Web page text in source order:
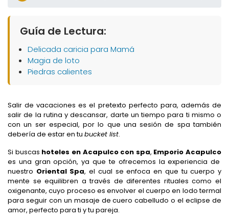
Guía de Lectura:
Delicada caricia para Mamá
Magia de loto
Piedras calientes
Salir de vacaciones es el pretexto perfecto para, además de
salir de la rutina y descansar, darte un tiempo para ti mismo o
con un ser especial, por lo que una sesión de spa también
debería de estar en tu bucket list.
Si buscas hoteles en Acapulco con spa, Emporio Acapulco
es una gran opción, ya que te ofrecemos la experiencia de
nuestro Oriental Spa, el cual se enfoca en que tu cuerpo y
mente se equilibren a través de diferentes rituales como el
oxigenante, cuyo proceso es envolver el cuerpo en lodo termal
para seguir con un masaje de cuero cabelludo o el eclipse de
amor, perfecto para ti y tu pareja.